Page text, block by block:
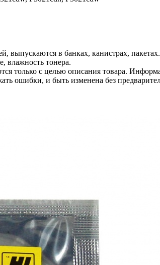
в банках, канистрах,
влажность тонера.
только с целью описания товара.
ошибки, и быть изменена без